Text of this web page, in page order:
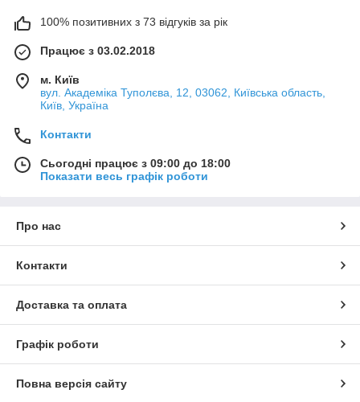
сфері
КУХОННА ПОСУДА
100% позитивних з 73 відгуків за рік
Працює з 03.02.2018
м. Київ
вул. Академіка Туполєва, 12, 03062, Київська область,
Київ, Україна
Контакти
Сьогодні працює з 09:00 до 18:00
Показати весь графік роботи
Про нас
Контакти
Доставка та оплата
Графік роботи
Повна версія сайту